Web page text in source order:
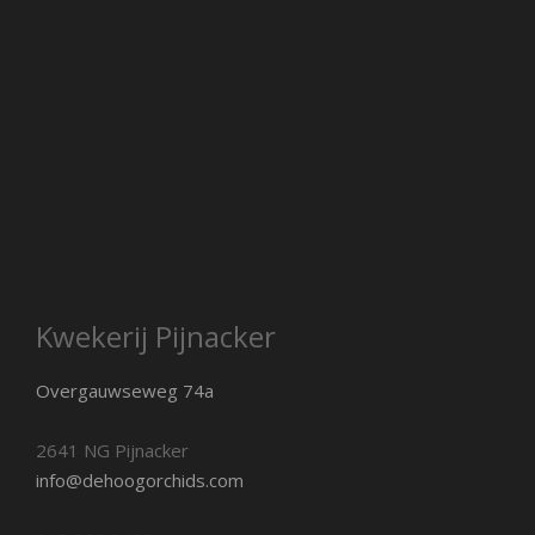
Kwekerij Pijnacker
Overgauwseweg 74a
2641 NG Pijnacker
info@dehoogorchids.com